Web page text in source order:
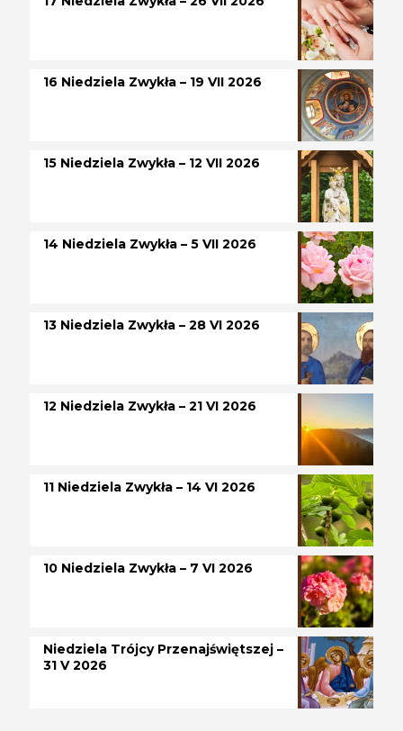
16 Niedziela Zwykła – 19 VII 2026
15 Niedziela Zwykła – 12 VII 2026
14 Niedziela Zwykła – 5 VII 2026
13 Niedziela Zwykła – 28 VI 2026
12 Niedziela Zwykła – 21 VI 2026
11 Niedziela Zwykła – 14 VI 2026
10 Niedziela Zwykła – 7 VI 2026
Niedziela Trójcy Przenajświętszej –
31 V 2026